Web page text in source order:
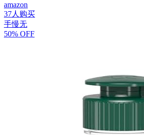
amazon
37人购买
手慢无
50% OFF